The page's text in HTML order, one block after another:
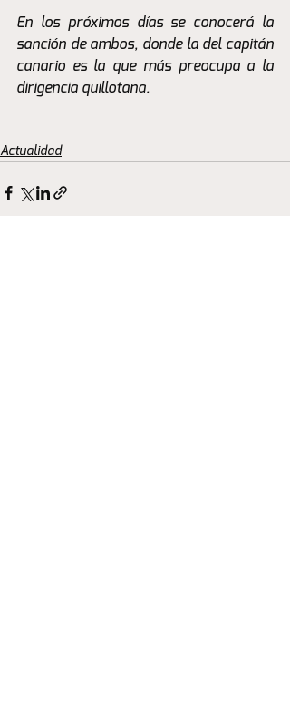
En los próximos días se conocerá la
sanción de ambos, donde la del capitán
canario es la que más preocupa a la
dirigencia quillotana.
Actualidad